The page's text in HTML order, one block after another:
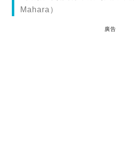
Mahara）
廣告